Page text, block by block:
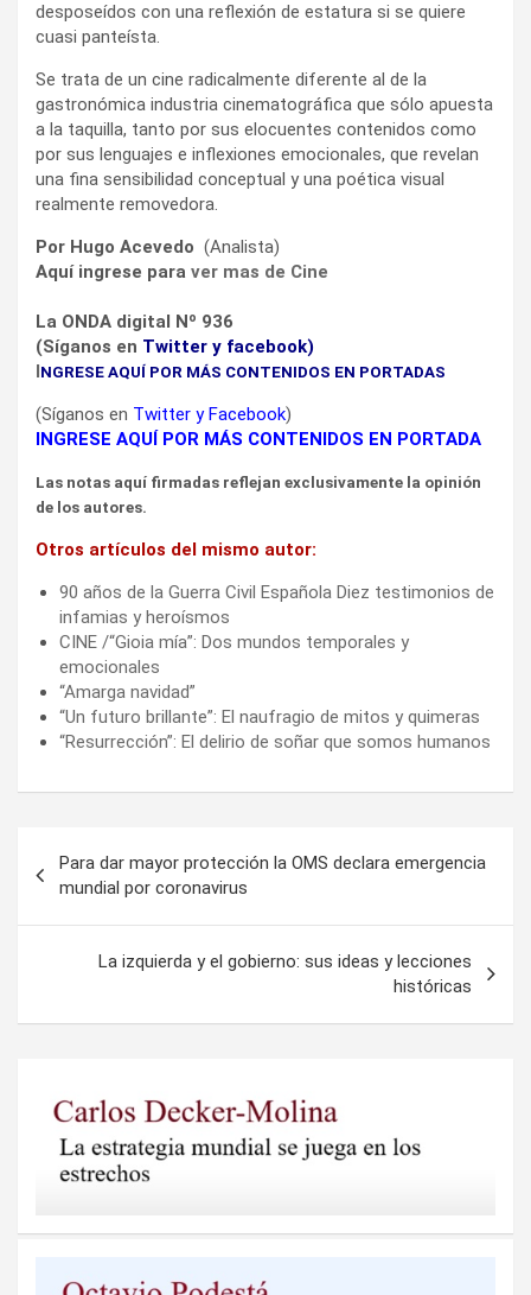
desposeídos con una reflexión de estatura si se quiere
cuasi panteísta.
Se trata de un cine radicalmente diferente al de la
gastronómica industria cinematográfica que sólo apuesta
a la taquilla, tanto por sus elocuentes contenidos como
por sus lenguajes e inflexiones emocionales, que revelan
una fina sensibilidad conceptual y una poética visual
realmente removedora.
Por Hugo Acevedo (Analista)
Aquí ingrese para ver mas de Cine
La ONDA digital Nº 936
(Síganos en Twitter y facebook)
INGRESE AQUÍ POR MÁS CONTENIDOS EN PORTADAS
(Síganos en Twitter yFacebook)
INGRESE AQUÍ POR MÁS CONTENIDOS EN PORTADA
Las notas aquí firmadas reflejan exclusivamente la opinión
de los autores.
Otros artículos del mismo autor:
90 años de la Guerra Civil Española Diez testimonios de
infamias y heroísmos
CINE /“Gioia mía”: Dos mundos temporales y
emocionales
“Amarga navidad”
“Un futuro brillante”: El naufragio de mitos y quimeras
“Resurrección”: El delirio de soñar que somos humanos
de
entradas
Para dar mayor protección la OMS declara emergencia
mundial por coronavirus
La izquierda y el gobierno: sus ideas y lecciones
históricas